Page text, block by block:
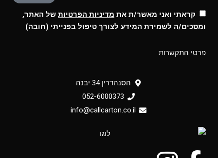
פרטי התקשרות
הסנהדרין 34 יבנה
052-6000373
info@callcarton.co.il
קראתי ואני מאשר/ת את מדיניות הפרטיות של האתר,
ומסכים/ה לשמירת המידע לצורך טיפול בפנייתי (חובה)